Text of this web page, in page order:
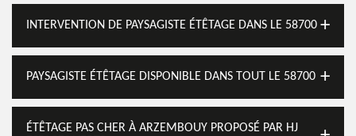
INTERVENTION DE PAYSAGISTE ÉTÊTAGE DANS LE 58700
PAYSAGISTE ÉTÊTAGE DISPONIBLE DANS TOUT LE 58700
ÉTÊTAGE PAS CHER À ARZEMBOUY PROPOSÉ PAR HJ